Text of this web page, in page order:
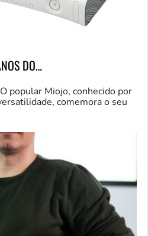
DO…
popular Miojo, conhecido por
comemora o seu